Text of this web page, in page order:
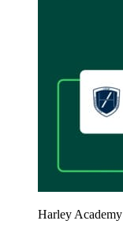
Harley Academy